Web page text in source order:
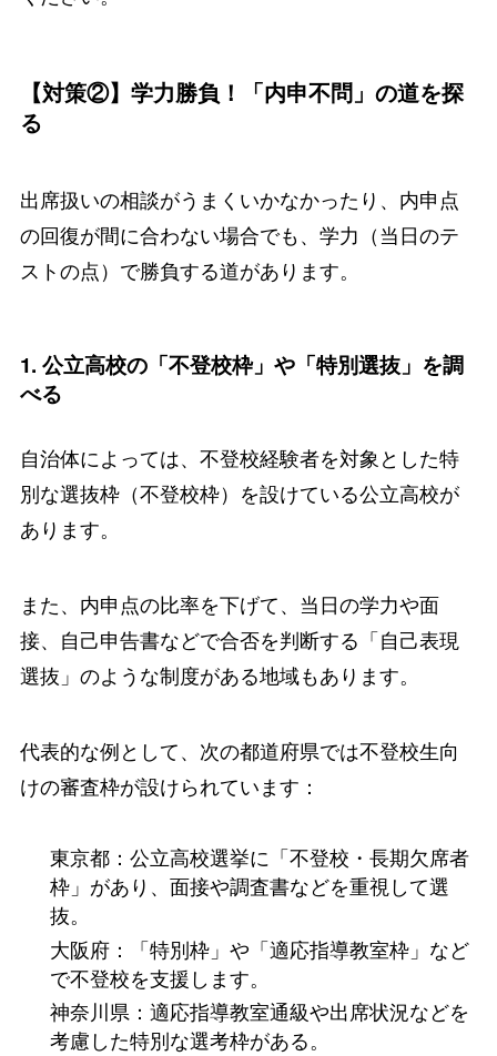
【対策②】学力勝負！「内申不問」の道を探
る
出席扱いの相談がうまくいかなかったり、内申点
の回復が間に合わない場合でも、学力（当日のテ
ストの点）で勝負する道があります。
1. 公立高校の「不登校枠」や「特別選抜」を調
べる
自治体によっては、不登校経験者を対象とした特
別な選抜枠（不登校枠）を設けている公立高校が
あります。
また、内申点の比率を下げて、当日の学力や面
接、自己申告書などで合否を判断する「自己表現
選抜」のような制度がある地域もあります。
代表的な例として、次の都道府県では不登校生向
けの審査枠が設けられています：
東京都：公立高校選挙に「不登校・長期欠席者
枠」があり、面接や調査書などを重視して選
抜。
大阪府：「特別枠」や「適応指導教室枠」など
で不登校を支援します。
神奈川県：適応指導教室通級や出席状況などを
考慮した特別な選考枠がある。